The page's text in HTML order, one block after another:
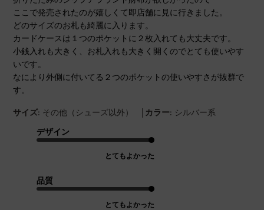
ここで発売されたのが嬉しくて即店舗に見に行きました。
どのサイズのお札も綺麗に入ります。
カードケースは１つのポケットに２枚入れても大丈夫です。
小銭入れも大きく、お札入れも大きく開くのでとても使いやす
いです。
なにより外側に付いてる２つのポケットの使いやすさが抜群で
す。
サイズ: その他（シューズ以外） | カラー: シルバー系
デザイン
とてもよかった
品質
とてもよかった